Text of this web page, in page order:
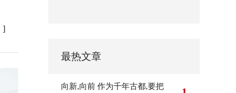
]
最热文章
向新,向前 作为千年古都,要把